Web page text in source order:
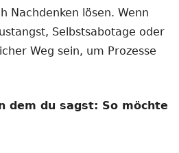
Nachdenken lösen. Wenn
Selbstsabotage oder
Weg sein, um Prozesse
dem du sagst: So möchte